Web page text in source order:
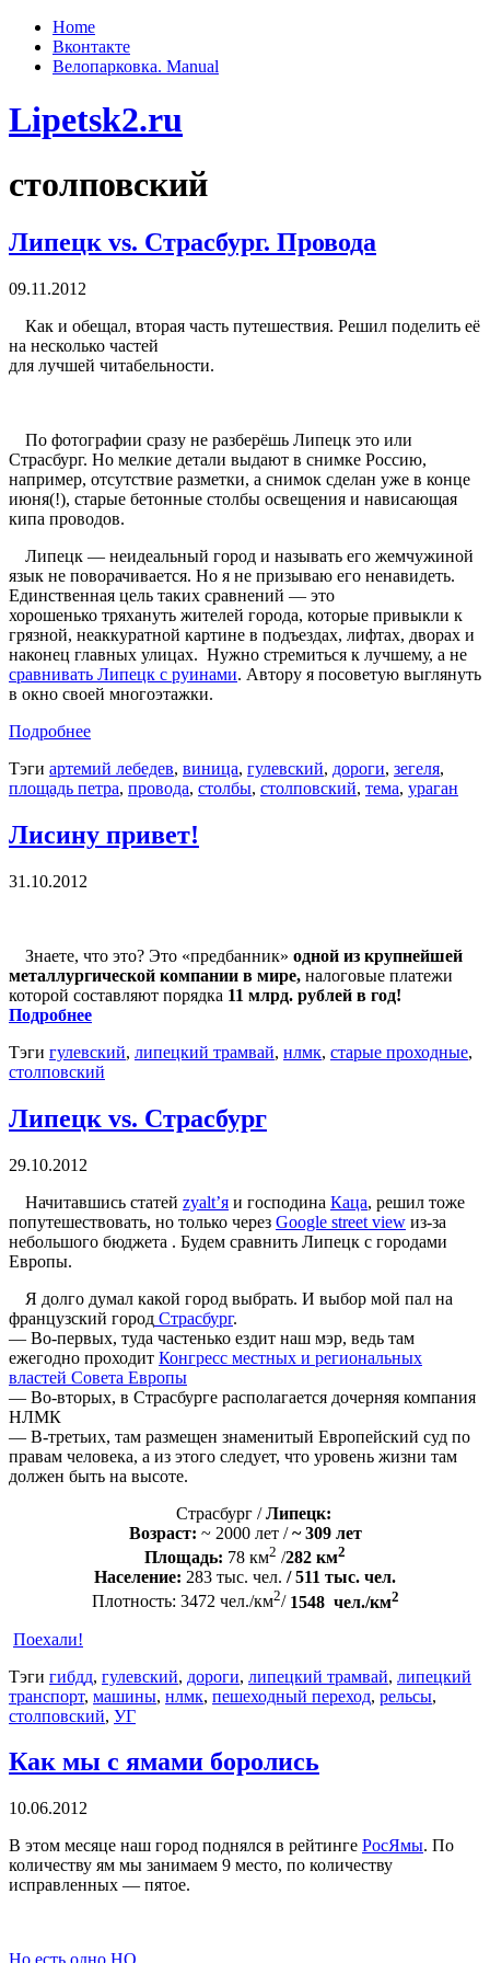
Home
Вконтакте
Велопарковка. Manual
Lipetsk2.ru
столповский
Липецк vs. Страсбург. Провода
09.11.2012
Как и обещал, вторая часть путешествия. Решил поделить её
на несколько частей
для лучшей читабельности.
По фотографии сразу не разберёшь Липецк это или
Страсбург. Но мелкие детали выдают в снимке Россию,
например, отсутствие разметки, а снимок сделан уже в конце
июня(!), старые бетонные столбы освещения и нависающая
кипа проводов.
Липецк — неидеальный город и называть его жемчужиной
язык не поворачивается. Но я не призываю его ненавидеть.
Единственная цель таких сравнений — это
хорошенько тряхануть жителей города, которые привыкли к
грязной, неаккуратной картине в подъездах, лифтах, дворах и
наконец главных улицах. Нужно стремиться к лучшему, а не
сравнивать Липецк с руинами. Автору я посоветую выглянуть
в окно своей многоэтажки.
Подробнее
Тэги артемий лебедев, виница, гулевский, дороги, зегеля,
площадь петра, провода, столбы, столповский, тема, ураган
Лисину привет!
31.10.2012
Знаете, что это? Это «предбанник» одной из крупнейшей
металлургической компании в мире, налоговые платежи
которой составляют порядка 11 млрд. рублей в год!
Подробнее
Тэги гулевский, липецкий трамвай, нлмк, старые проходные,
столповский
Липецк vs. Страсбург
29.10.2012
Начитавшись статей zyalt’я и господина Каца, решил тоже
попутешествовать, но только через Google street view из-за
небольшого бюджета . Будем сравнить Липецк с городами
Европы.
Я долго думал какой город выбрать. И выбор мой пал на
французский город Страсбург.
— Во-первых, туда частенько ездит наш мэр, ведь там
ежегодно проходит Конгресс местных и региональных
властей Совета Европы
— Во-вторых, в Страсбурге располагается дочерняя компания
НЛМК
— В-третьих, там размещен знаменитый Европейский суд по
правам человека, а из этого следует, что уровень жизни там
должен быть на высоте.
Страсбург /Липецк:
Возраст: ~ 2000 лет /~ 309 лет
Площадь: 78 км2 /282 км2
Население: 283 тыс. чел. /511 тыс. чел.
Плотность: 3472 чел./км2/1548 чел./км2
Поехали!
Тэги гибдд, гулевский, дороги, липецкий трамвай, липецкий
транспорт, машины, нлмк, пешеходный переход, рельсы,
столповский, УГ
Как мы с ямами боролись
10.06.2012
В этом месяце наш город поднялся в рейтинге РосЯмы. По
количеству ям мы занимаем 9 место, по количеству
исправленных — пятое.